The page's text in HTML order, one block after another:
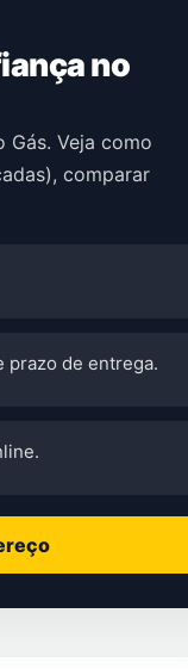
no
Veja como
, comparar
prazo de entrega.